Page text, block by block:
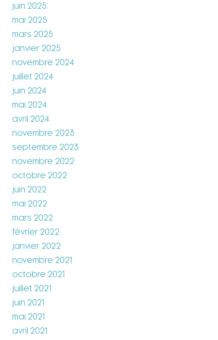
juin 2025
mai 2025
mars 2025
janvier 2025
novembre 2024
juillet 2024
juin 2024
mai 2024
avril 2024
novembre 2023
septembre 2023
novembre 2022
octobre 2022
juin 2022
mai 2022
mars 2022
février 2022
janvier 2022
novembre 2021
octobre 2021
juillet 2021
juin 2021
mai 2021
avril 2021